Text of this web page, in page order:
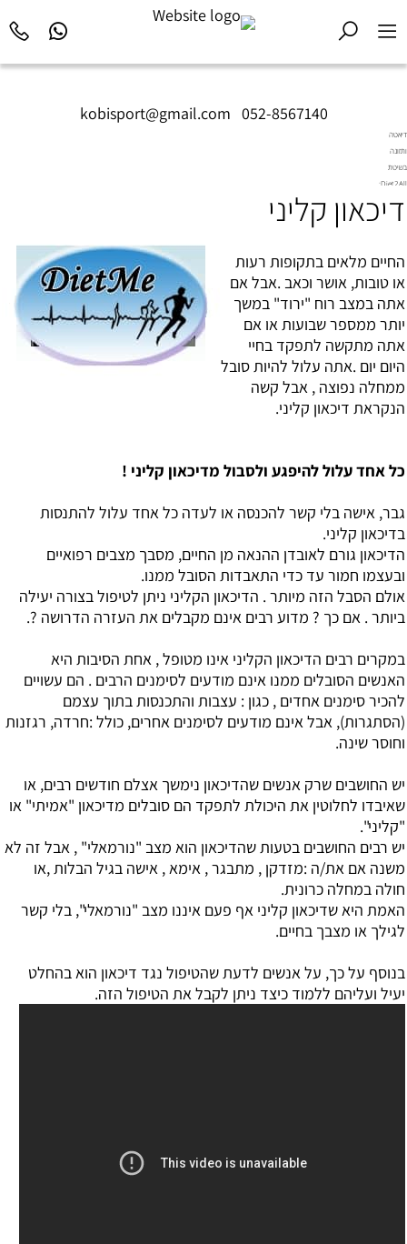
kobisport@gmail.com 052-8567140
דיאטה
ותזונה
בשיטת
Diet2All:
שמאחורי
דיכאון קליני
החיים מלאים בתקופות רעות
או טובות, אושר וכאב .אבל אם
אתה במצב רוח "ירוד" במשך
יותר ממספר שבועות או אם
אתה מתקשה לתפקד בחיי
היום יום .אתה עלול להיות סובל
ממחלה נפוצה , אבל קשה
הנקראת דיכאון קליני.
כל אחד עלול להיפגע ולסבול מדיכאון קליני !
גבר, אישה בלי קשר להכנסה או לעדה כל אחד עלול להתנסות
בדיכאון קליני.
הדיכאון גורם לאובדן ההנאה מן החיים, מסבך מצבים רפואיים
ובעצמו חמור עד כדי התאבדות הסובל ממנו.
אולם הסבל הזה מיותר . הדיכאון הקליני ניתן לטיפול בצורה יעילה
ביותר . אם כך ? מדוע רבים אינם מקבלים את העזרה הדרושה ?.
במקרים רבים הדיכאון הקליני אינו מטופל , אחת הסיבות היא
האנשים הסובלים ממנו אינם מודעים לסימנים הרבים . הם עשויים
להכיר סימנים אחדים , כגון : עצבות והתכנסות בתוך עצמם
(הסתגרות), אבל אינם מודעים לסימנים אחרים, כולל :חרדה, רגזנות
וחוסר שינה.
יש החושבים שרק אנשים שהדיכאון נימשך אצלם חודשים רבים, או
שאיבדו לחלוטין את היכולת לתפקד הם סובלים מדיכאון "אמיתי" או
"קליני".
יש רבים החושבים בטעות שהדיכאון הוא מצב "נורמאלי" , אבל זה לא
משנה אם את/ה :מזדקן , מתבגר , אימא , אישה בגיל הבלות ,או
חולה במחלה כרונית.
האמת היא שדיכאון קליני אף פעם איננו מצב "נורמאלי", בלי קשר
לגילך או מצבך בחיים.
בנוסף על כך, על אנשים לדעת שהטיפול נגד דיכאון הוא בהחלט
יעיל ועליהם ללמוד כיצד ניתן לקבל את הטיפול הזה.